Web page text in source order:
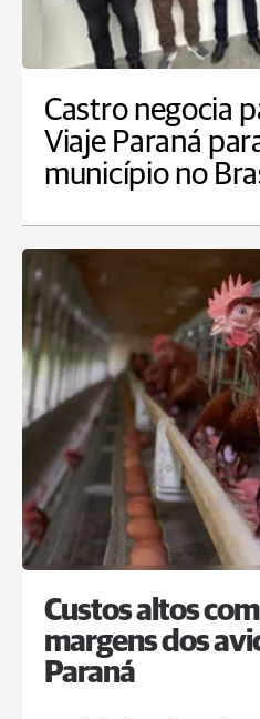
Castro negocia
Viaje Paraná
município no
Custos altos
margens dos
Paraná